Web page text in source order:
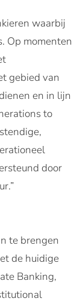
waarbij
Op momenten
gebied van
en in lijn
to
door
te brengen
de huidige
Banking,